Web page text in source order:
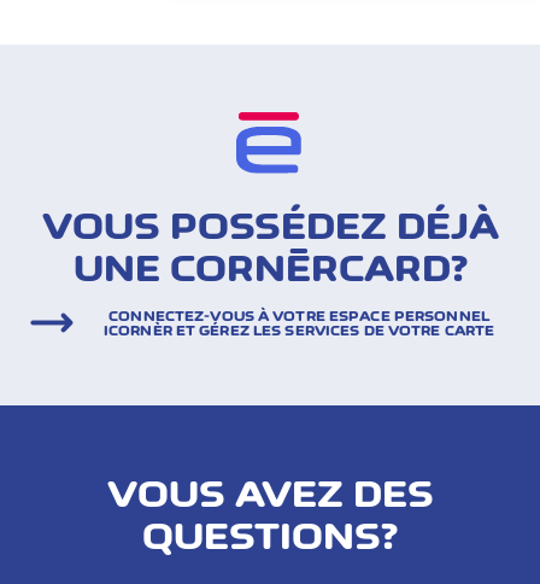
VOUS POSSÉDEZ DÉJÀ
UNE CORNÈRCARD?
CONNECTEZ-VOUS À VOTRE ESPACE PERSONNEL
ICORNÈR ET GÉREZ LES SERVICES DE VOTRE CARTE
VOUS AVEZ DES
QUESTIONS?